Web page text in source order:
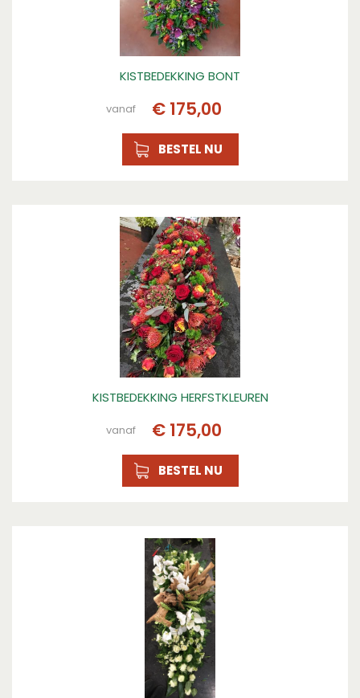
KISTBEDEKKING BONT
vanaf € 175,00
BESTEL NU
KISTBEDEKKING HERFSTKLEUREN
vanaf € 175,00
BESTEL NU